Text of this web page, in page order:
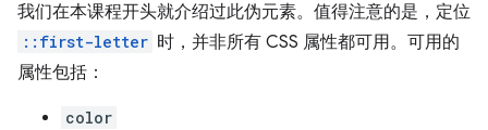
我们在本课程开头就介绍过此伪元素。值得注意的是，定位
::first-letter 时，并非所有 CSS 属性都可用。可用的
属性包括：
color